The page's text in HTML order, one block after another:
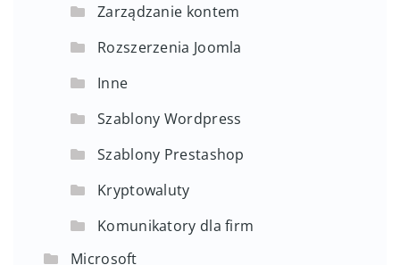
Zarządzanie kontem
Rozszerzenia Joomla
Inne
Szablony Wordpress
Szablony Prestashop
Kryptowaluty
Komunikatory dla firm
Microsoft